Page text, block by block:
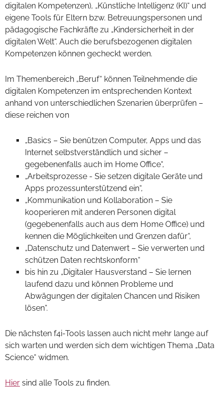
digitalen Kompetenzen), „Künstliche Intelligenz (KI)“ und
eigene Tools für Eltern bzw. Betreuungspersonen und
pädagogische Fachkräfte zu „Kindersicherheit in der
digitalen Welt“. Auch die berufsbezogenen digitalen
Kompetenzen können gecheckt werden.
Im Themenbereich „Beruf“ können Teilnehmende die
digitalen Kompetenzen im entsprechenden Kontext
anhand von unterschiedlichen Szenarien überprüfen –
diese reichen von
„Basics – Sie benützen Computer, Apps und das
Internet selbstverständlich und sicher –
gegebenenfalls auch im Home Office“,
„Arbeitsprozesse - Sie setzen digitale Geräte und
Apps prozessunterstützend ein“,
„Kommunikation und Kollaboration – Sie
kooperieren mit anderen Personen digital
(gegebenenfalls auch aus dem Home Office) und
kennen die Möglichkeiten und Grenzen dafür“,
„Datenschutz und Datenwert – Sie verwerten und
schützen Daten rechtskonform“
bis hin zu „Digitaler Hausverstand – Sie lernen
laufend dazu und können Probleme und
Abwägungen der digitalen Chancen und Risiken
lösen“.
Die nächsten f4i-Tools lassen auch nicht mehr lange auf
sich warten und werden sich dem wichtigen Thema „Data
Science“ widmen.
Hier sind alle Tools zu finden.